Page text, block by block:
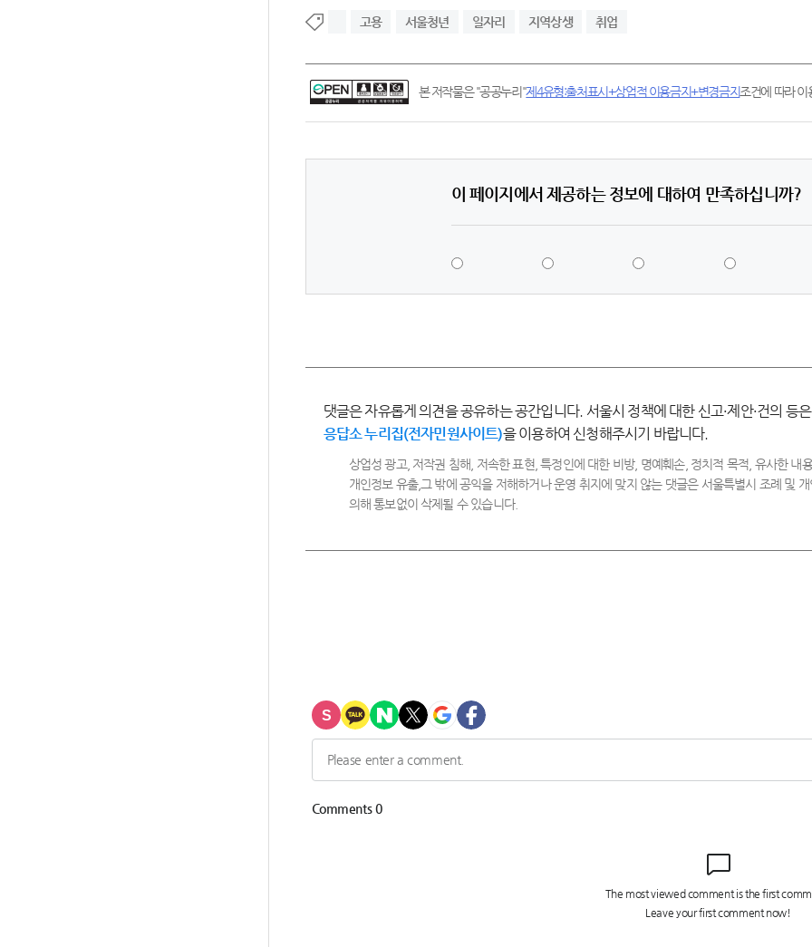
고용 서울청년 일자리 지역상생 취업
본 저작물은 "공공누리"제4유형:출처표시+상업적 이용금지+변경금지조건에 따라 이
이 페이지에서 제공하는 정보에 대하여 만족하십니까?
댓글은 자유롭게 의견을 공유하는 공간입니다. 서울시 정책에 대한 신고·제안·건의 등은
응답소 누리집(전자민원사이트)을 이용하여 신청해주시기 바랍니다.
상업성 광고, 저작권 침해, 저속한 표현, 특정인에 대한 비방, 명예훼손, 정치적 목적, 유사한 내
개인정보 유출,그 밖에 공익을 저해하거나 운영 취지에 맞지 않는 댓글은 서울특별시 조례 및
의해 통보없이 삭제될 수 있습니다.